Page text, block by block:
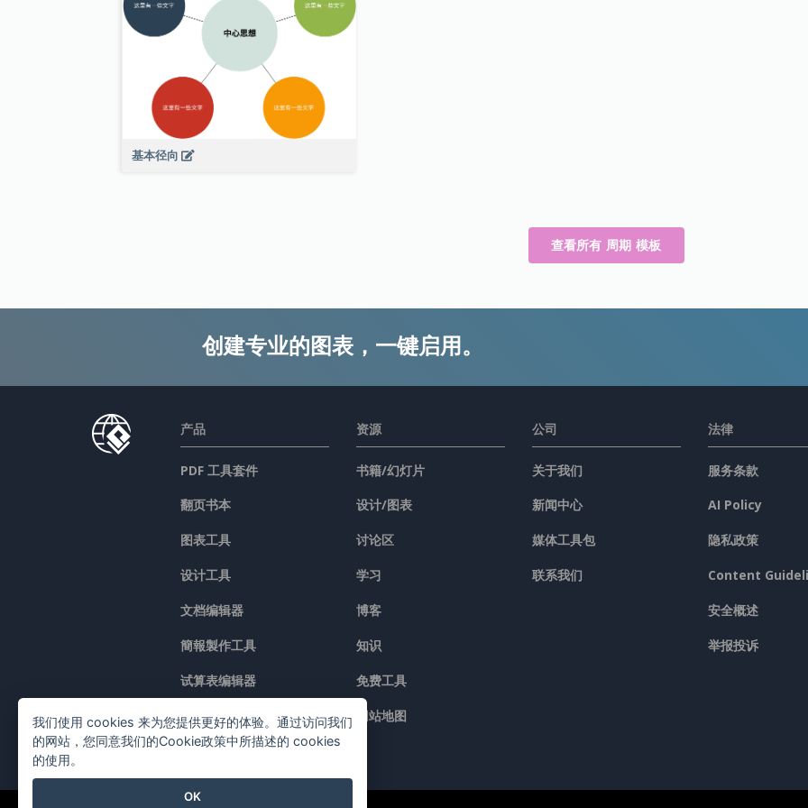
基本径向
查看所有 周期 模板
创建专业的图表，一键启用。
产品
PDF 工具套件
翻页书本
图表工具
设计工具
文档编辑器
簡報製作工具
试算表编辑器
价格
资源
书籍/幻灯片
设计/图表
讨论区
学习
博客
知识
免费工具
网站地图
公司
关于我们
新闻中心
媒体工具包
联系我们
法律
服务条款
AI Policy
隐私政策
Content
安全概述
举报投诉
我们使用 cookies 来为您提供更好的体验。通过访问我们
的网站，您同意我们的Cookie政策中所描述的 cookies
的使用。
OK